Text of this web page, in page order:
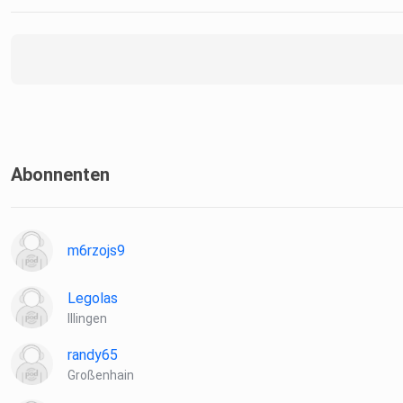
Abonnenten
m6rzojs9
Legolas
Illingen
randy65
Großenhain